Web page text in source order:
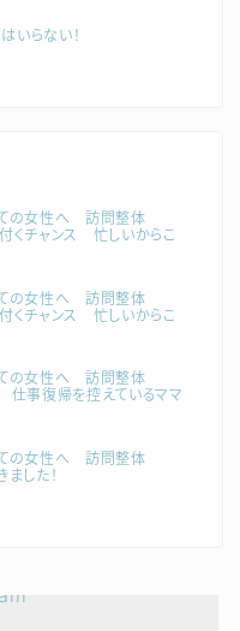
いらない！
の女性へ 訪問整体
チャンス 忙しいからこ
の女性へ 訪問整体
チャンス 忙しいからこ
の女性へ 訪問整体
事復帰を控えているママ
の女性へ 訪問整体
した！